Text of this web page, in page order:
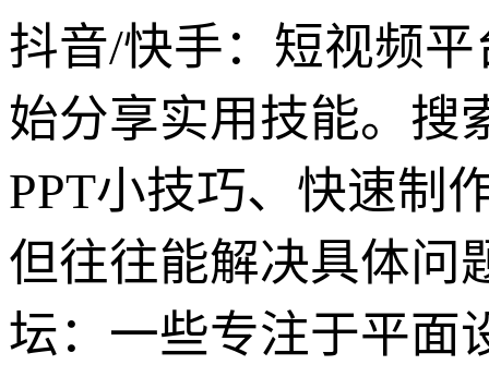
抖音/快手：短视频
始分享实用技能。搜
PPT小技巧、快速制
但往往能解决具体问
坛：一些专注于平面